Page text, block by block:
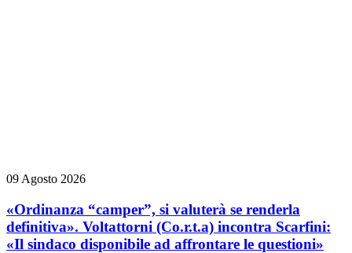
09 Agosto 2026
«Ordinanza “camper”, si valuterà se renderla
definitiva». Voltattorni (Co.r.t.a) incontra Scarfini:
«Il sindaco disponibile ad affrontare le questioni»